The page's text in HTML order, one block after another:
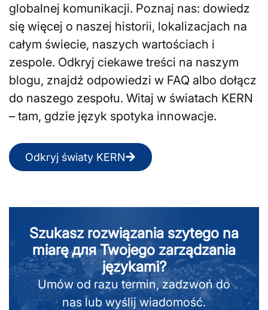
globalnej komunikacji. Poznaj nas: dowiedz
się więcej o naszej historii, lokalizacjach na
całym świecie, naszych wartościach i
zespole. Odkryj ciekawe treści na naszym
blogu, znajdź odpowiedzi w FAQ albo dołącz
do naszego zespołu. Witaj w światach KERN
– tam, gdzie język spotyka innowacje.
Odkryj światy KERN
Szukasz rozwiązania szytego na
miarę для Twojego zarządzania
językami?
Umów od razu termin, zadzwoń do
nas lub wyślij wiadomość.